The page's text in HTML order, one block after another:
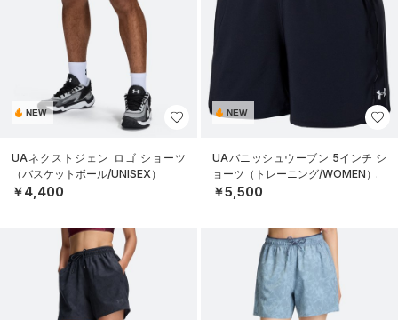
NEW
UAネクストジェン ロゴ ショーツ
（バスケットボール/UNISEX）
￥4,400
NEW
UAバニッシュウーブン 5インチ シ
ョーツ（トレーニング/WOMEN）
￥5,500